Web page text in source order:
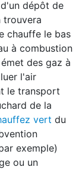
dépôt de
trouvera
chauffe le bas
à combustion
des gaz à
l'air
le transport
de la
vert du
exemple)
ou un